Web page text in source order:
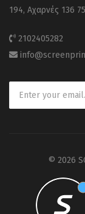
194, Αχαρνές 136 75
2102405282
© 2026